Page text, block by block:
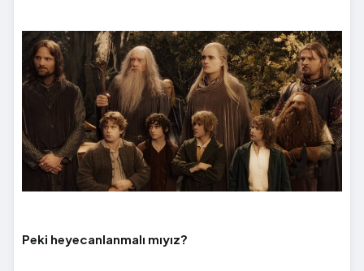
Peki heyecanlanmalı mıyız?